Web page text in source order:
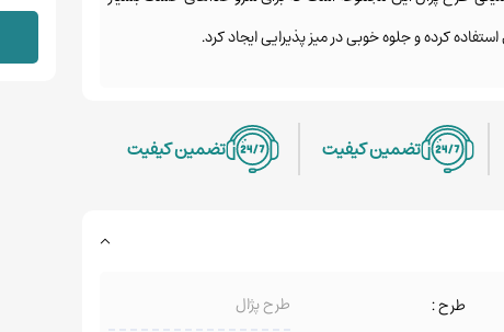
کرده و جلوه خوبی در میز پذیرایی ایجاد کرد.
تضمین کیفیت تضمین کیفیت
طرح :
طرح پژال